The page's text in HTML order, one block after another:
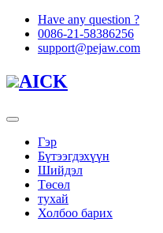
Have any question ?
0086-21-58386256
support@pejaw.com
AICK
Гэр
Бүтээгдэхүүн
Шийдэл
Төсөл
тухай
Холбоо барих